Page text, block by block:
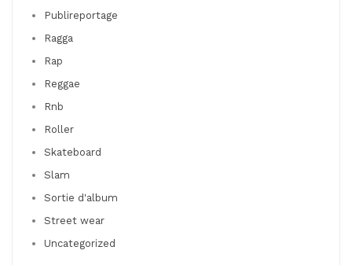
Publireportage
Ragga
Rap
Reggae
Rnb
Roller
Skateboard
Slam
Sortie d'album
Street wear
Uncategorized